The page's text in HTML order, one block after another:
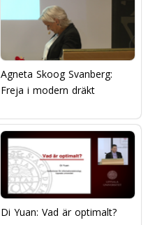
Agneta Skoog Svanberg:
Freja i modern dräkt
Di Yuan: Vad är optimalt?